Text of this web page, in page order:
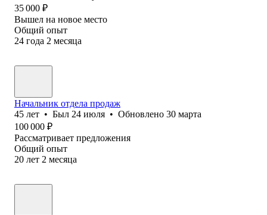
35 000 ₽
Вышел на новое место
Общий опыт
24 года 2 месяца
Начальник отдела продаж
45 лет • Был 24 июля • Обновлено 30 марта
100 000 ₽
Рассматривает предложения
Общий опыт
20 лет 2 месяца